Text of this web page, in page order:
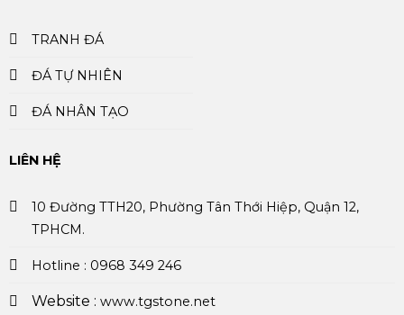
TRANH ĐÁ
ĐÁ TỰ NHIÊN
ĐÁ NHÂN TẠO
LIÊN HỆ
10 Đường TTH20, Phường Tân Thới Hiệp, Quận 12,
TPHCM.
Hotline : 0968 349 246
Website : www.tgstone.net